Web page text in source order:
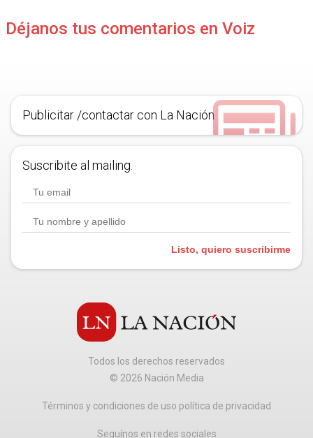
Déjanos tus comentarios en Voiz
Publicitar /contactar con La Nación
Suscribite al mailing.
Listo, quiero suscribirme
Todos los derechos reservados
© 2026 Nación Media
Términos y condiciones de uso política de privacidad
Seguínos en redes sociales